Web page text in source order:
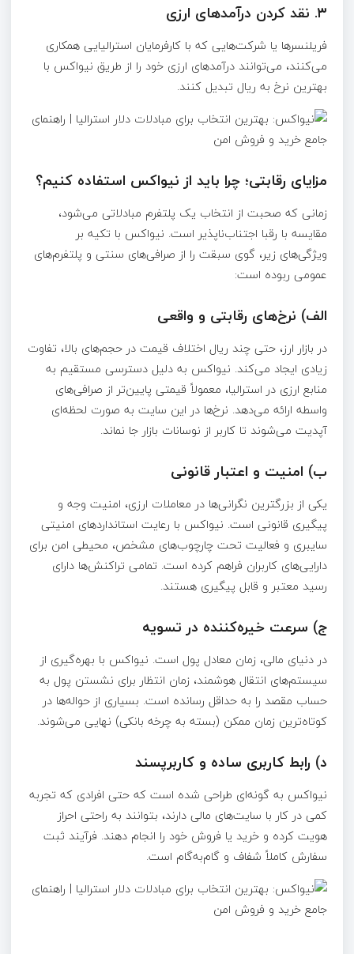
۳. نقد کردن درآمدهای ارزی
فریلنسرها یا شرکت‌هایی که با کارفرمایان استرالیایی همکاری
می‌کنند، می‌توانند درآمدهای ارزی خود را از طریق نیواکس با
بهترین نرخ به ریال تبدیل کنند.
مزایای رقابتی؛ چرا باید از نیواکس استفاده کنیم؟
زمانی که صحبت از انتخاب یک پلتفرم مبادلاتی می‌شود،
مقایسه با رقبا اجتناب‌ناپذیر است. نیواکس با تکیه بر
ویژگی‌های زیر، گوی سبقت را از صرافی‌های سنتی و پلتفرم‌های
عمومی ربوده است:
الف) نرخ‌های رقابتی و واقعی
در بازار ارز، حتی چند ریال اختلاف قیمت در حجم‌های بالا، تفاوت
زیادی ایجاد می‌کند. نیواکس به دلیل دسترسی مستقیم به
منابع ارزی در استرالیا، معمولاً قیمتی پایین‌تر از صرافی‌های
واسطه ارائه می‌دهد. نرخ‌ها در این سایت به صورت لحظه‌ای
آپدیت می‌شوند تا کاربر از نوسانات بازار جا نماند.
ب) امنیت و اعتبار قانونی
یکی از بزرگترین نگرانی‌ها در معاملات ارزی، امنیت وجه و
پیگیری قانونی است. نیواکس با رعایت استانداردهای امنیتی
سایبری و فعالیت تحت چارچوب‌های مشخص، محیطی امن برای
دارایی‌های کاربران فراهم کرده است. تمامی تراکنش‌ها دارای
رسید معتبر و قابل پیگیری هستند.
ج) سرعت خیره‌کننده در تسویه
در دنیای مالی، زمان معادل پول است. نیواکس با بهره‌گیری از
سیستم‌های انتقال هوشمند، زمان انتظار برای نشستن پول به
حساب مقصد را به حداقل رسانده است. بسیاری از حواله‌ها در
کوتاه‌ترین زمان ممکن (بسته به چرخه بانکی) نهایی می‌شوند.
د) رابط کاربری ساده و کاربرپسند
نیواکس به گونه‌ای طراحی شده است که حتی افرادی که تجربه
کمی در کار با سایت‌های مالی دارند، بتوانند به راحتی احراز
هویت کرده و خرید یا فروش خود را انجام دهند. فرآیند ثبت
سفارش کاملاً شفاف و گام‌به‌گام است.